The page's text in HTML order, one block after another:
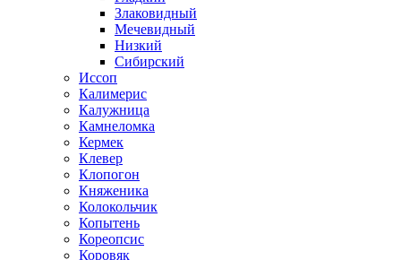
Злаковидный
Мечевидный
Низкий
Сибирский
Иссоп
Калимерис
Калужница
Камнеломка
Кермек
Клевер
Клопогон
Княженика
Колокольчик
Копытень
Кореопсис
Коровяк